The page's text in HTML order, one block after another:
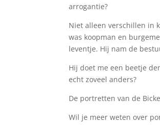
arrogantie?
Niet alleen verschillen in
was koopman en
leventje. Hij nam de
Hij doet me een beetje
echt zoveel anders?
De portretten van de
Wil je meer weten over